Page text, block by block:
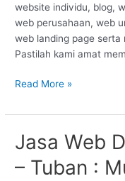
website individu, blog,
web perusahaan, web
web landing page serta
Pastilah kami amat
Read More »
Jasa Web
– Tuban :
Jasa
Web
Design